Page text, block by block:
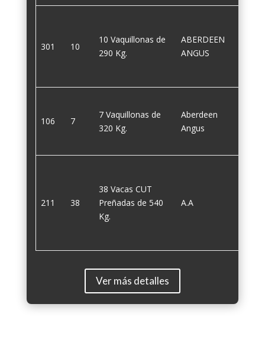
301 10
10 Vaquillonas de
290 Kg.
ABERDEEN
ANGUS
106 7
7 Vaquillonas de
320 Kg.
Aberdeen
Angus
211 38
38 Vacas CUT
Preñadas de 540
Kg.
A.A
Ver más detalles